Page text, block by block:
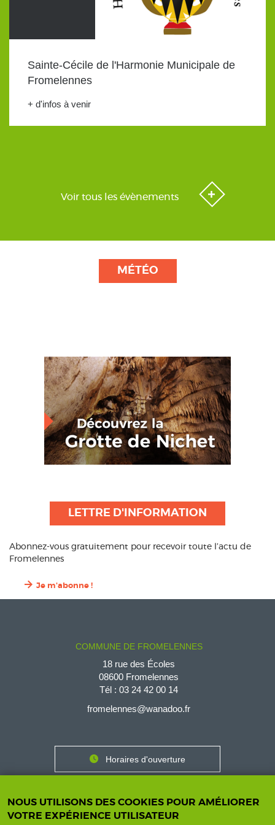
Sainte-Cécile de l'Harmonie Municipale de
Fromelennes
+ d'infos à venir
Voir tous les évènements
MÉTÉO
LETTRE D'INFORMATION
Abonnez-vous gratuitement pour recevoir toute l’actu de
Fromelennes
Je m'abonne !
COMMUNE DE FROMELENNES
18 rue des Écoles
08600 Fromelennes
Tél : 03 24 42 00 14
fromelennes@wanadoo.fr
Contact
Horaires d'ouverture
Nous contacter
NOUS UTILISONS DES COOKIES POUR AMÉLIORER
VOTRE EXPÉRIENCE UTILISATEUR